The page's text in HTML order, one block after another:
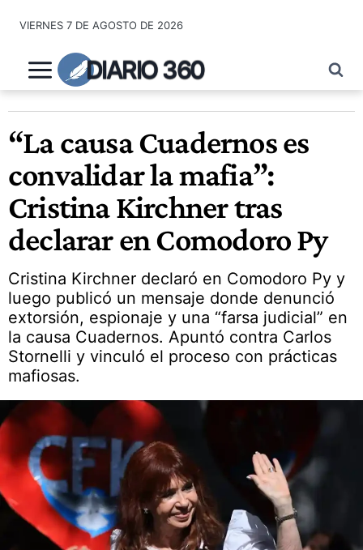
contenido
VIERNES 7 DE AGOSTO DE 2026
DIARIO 360
“La causa Cuadernos es
convalidar la mafia”:
Cristina Kirchner tras
declarar en Comodoro Py
Cristina Kirchner declaró en Comodoro Py y
luego publicó un mensaje donde denunció
extorsión, espionaje y una “farsa judicial” en
la causa Cuadernos. Apuntó contra Carlos
Stornelli y vinculó el proceso con prácticas
mafiosas.